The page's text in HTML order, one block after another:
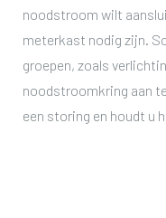
noodstroom wilt
meterkast nodig zijn.
groepen, zoals
noodstroomkring aan
een storing en houdt u